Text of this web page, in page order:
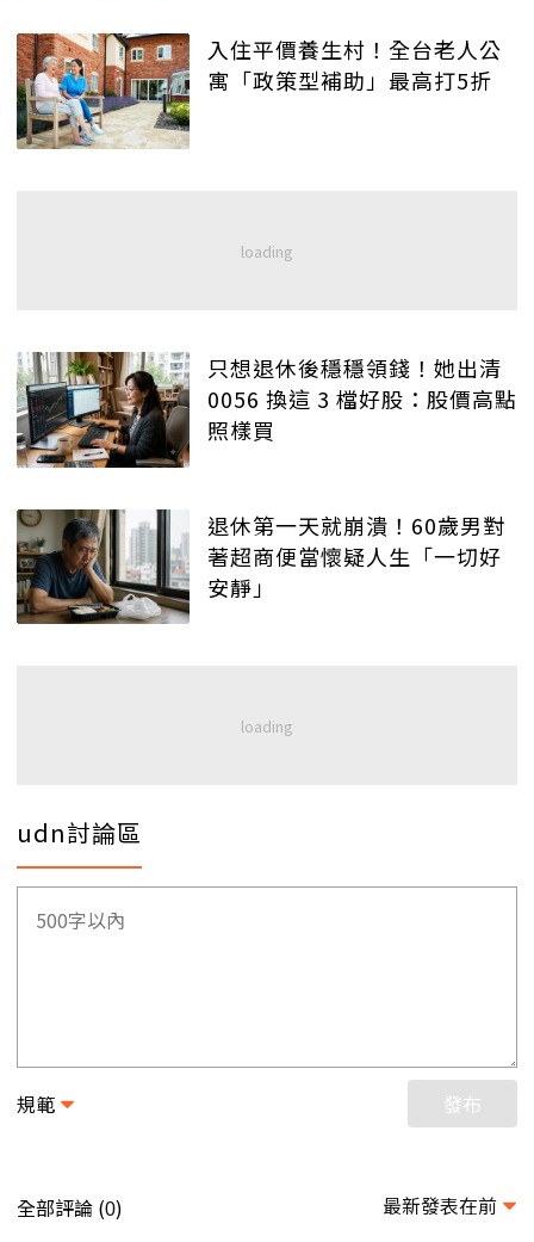
入住平價養生村！全台老人公
寓「政策型補助」最高打5折
只想退休後穩穩領錢！她出清
0056 換這 3 檔好股：股價高點
照樣買
退休第一天就崩潰！60歲男對
著超商便當懷疑人生「一切好
安靜」
udn討論區
規範 發布
全部評論 (0) 最新發表在前